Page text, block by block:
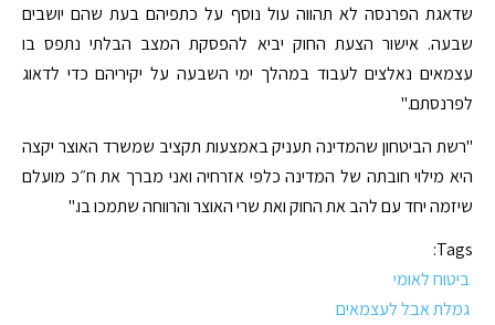
שדאגת הפרנסה לא תהווה עול נוסף על כתפיהם בעת שהם יושבים
שבעה. אישור הצעת החוק יביא להפסקת המצב הבלתי נתפס בו
עצמאים נאלצים לעבוד במהלך ימי השבעה על יקיריהם כדי לדאוג
לפרנסתם."
"רשת הביטחון שהמדינה תעניק באמצעות תקציב שמשרד האוצר יקצה
היא מילוי חובתה של המדינה כלפי אזרחיה ואני מברך את ח״כ מועלם
שיזמה יחד עם להב את החוק ואת שרי האוצר והרווחה שתמכו בו."
Tags:
ביטוח לאומי
גמלת אבל לעצמאים